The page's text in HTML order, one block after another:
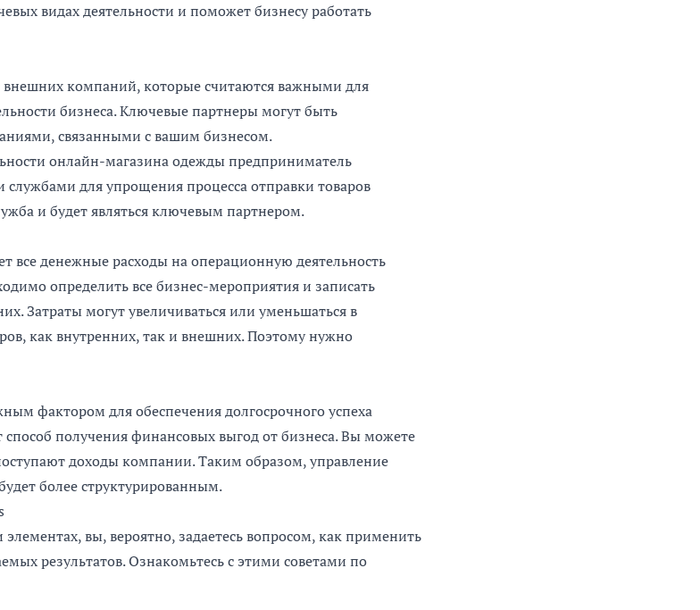
видах деятельности и поможет бизнесу работать
компаний, которые считаются важными для
бизнеса. Ключевые партнеры могут быть
связанными с вашим бизнесом.
онлайн-магазина одежды предприниматель
для упрощения процесса отправки товаров
и будет являться ключевым партнером.
все денежные расходы на операционную деятельность
определить все бизнес-мероприятия и записать
Затраты могут увеличиваться или уменьшаться в
как внутренних, так и внешних. Поэтому нужно
фактором для обеспечения долгосрочного успеха
способ получения финансовых выгод от бизнеса. Вы можете
доходы компании. Таким образом, управление
более структурированным.
вы, вероятно, задаетесь вопросом, как применить
результатов. Ознакомьтесь с этими советами по